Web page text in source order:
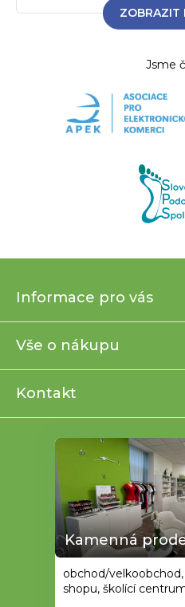
ZOBRAZIT
Jsme
p
t
Informace pro vás
Vše o nákupu
Kontakt
Kamenná
obchod/
shopu, školící